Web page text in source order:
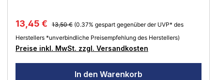
13,45 € 13,50 € (0.37% gespart gegenüber der UVP* des
Herstellers *unverbindliche Preisempfehlung des Herstellers)
Preise inkl. MwSt. zzgl. Versandkosten
In den Warenkorb